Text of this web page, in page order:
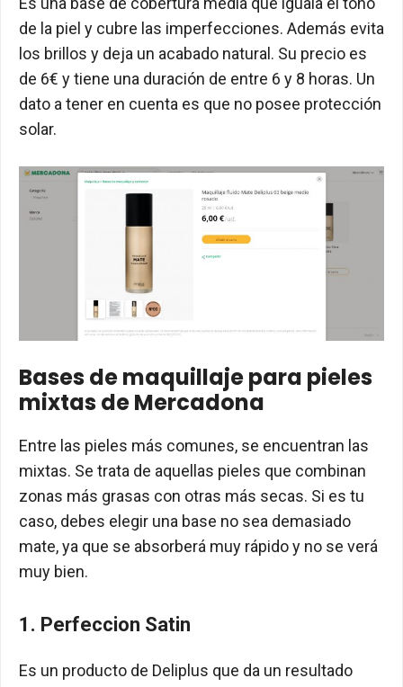
de la piel y cubre las imperfecciones. Además evita
los brillos y deja un acabado natural. Su precio es
de 6€ y tiene una duración de entre 6 y 8 horas. Un
dato a tener en cuenta es que no posee protección
solar.
Bases de maquillaje para pieles
mixtas de Mercadona
Entre las pieles más comunes, se encuentran las
mixtas. Se trata de aquellas pieles que combinan
zonas más grasas con otras más secas. Si es tu
caso, debes elegir una base no sea demasiado
mate, ya que se absorberá muy rápido y no se verá
muy bien.
1. Perfeccion Satin
Es un producto de Deliplus que da un resultado